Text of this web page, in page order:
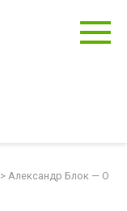
> Александр Блок — О